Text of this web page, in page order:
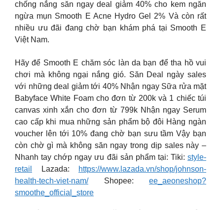
chống nắng săn ngay deal giảm 40% cho kem ngăn
ngừa mụn Smooth E Acne Hydro Gel 2% Và còn rất
nhiều ưu đãi đang chờ bạn khám phá tại Smooth E
Việt Nam.
Hãy để Smooth E chăm sóc làn da bạn để tha hồ vui
chơi mà không ngại nắng gió. Săn Deal ngày sales
với những deal giảm tới 40% Nhận ngay Sữa rửa mặt
Babyface White Foam cho đơn từ 200k và 1 chiếc túi
canvas xinh xắn cho đơn từ 799k Nhận ngay Serum
cao cấp khi mua những sản phẩm bộ đôi Hàng ngàn
voucher lên tới 10% đang chờ bạn sưu tầm Vậy bạn
còn chờ gì mà không săn ngay trong dịp sales này –
Nhanh tay chớp ngay ưu đãi sản phẩm tại: Tiki: style-
retail
Lazada:
https://www.lazada.vn/shop/johnson-
health-tech-viet-nam/Shopee: ee_aeoneshop?
smoothe_official_store